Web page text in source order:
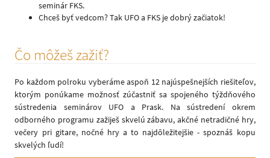
seminár FKS.
Chceš byť vedcom? Tak UFO a FKS je dobrý začiatok!
Čo môžeš zažiť?
Po každom polroku vyberáme aspoň 12 najúspešnejších riešiteľov,
ktorým ponúkame možnosť zúčastniť sa spojeného týždňového
sústredenia seminárov UFO a Prask. Na sústredení okrem
odborného programu zažiješ skvelú zábavu, akčné netradičné hry,
večery pri gitare, nočné hry a to najdôležitejšie - spoznáš kopu
skvelých ľudí!